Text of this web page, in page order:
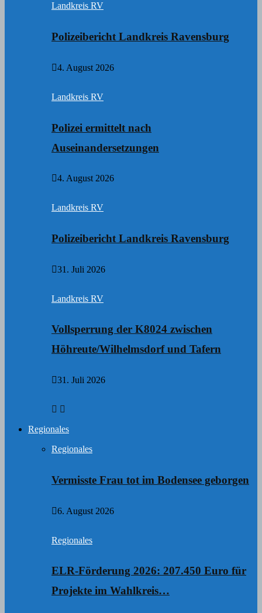
Landkreis RV
Polizeibericht Landkreis Ravensburg
4. August 2026
Landkreis RV
Polizei ermittelt nach
Auseinandersetzungen
4. August 2026
Landkreis RV
Polizeibericht Landkreis Ravensburg
31. Juli 2026
Landkreis RV
Vollsperrung der K8024 zwischen
Höhreute/Wilhelmsdorf und Tafern
31. Juli 2026
Regionales
Regionales
Vermisste Frau tot im Bodensee geborgen
6. August 2026
Regionales
ELR-Förderung 2026: 207.450 Euro für
Projekte im Wahlkreis…